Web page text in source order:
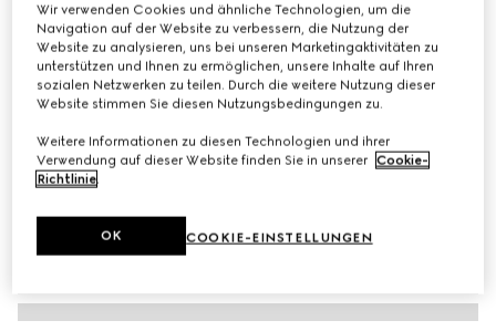
€ 420
Variantenschwarz und grau
Wir verwenden Cookies und ähnliche Technologien, um die
Navigation auf der Website zu verbessern, die Nutzung der
Website zu analysieren, uns bei unseren Marketingaktivitäten zu
unterstützen und Ihnen zu ermöglichen, unsere Inhalte auf Ihren
sozialen Netzwerken zu teilen. Durch die weitere Nutzung dieser
Website stimmen Sie diesen Nutzungsbedingungen zu.
Weitere Informationen zu diesen Technologien und ihrer
Verwendung auf dieser Website finden Sie in unserer Cookie-
Richtlinie.
COOKIE-EINSTELLUNGEN
OK